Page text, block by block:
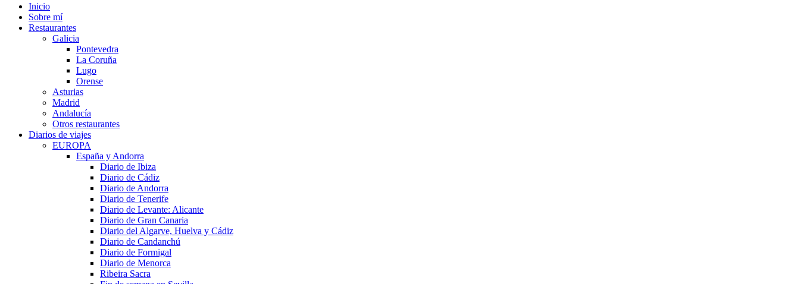
Inicio
Sobre mí
Restaurantes
Galicia
Pontevedra
La Coruña
Lugo
Orense
Asturias
Madrid
Andalucía
Otros restaurantes
Diarios de viajes
EUROPA
España y Andorra
Diario de Ibiza
Diario de Cádiz
Diario de Andorra
Diario de Tenerife
Diario de Levante: Alicante
Diario de Gran Canaria
Diario del Algarve, Huelva y Cádiz
Diario de Candanchú
Diario de Formigal
Diario de Menorca
Ribeira Sacra